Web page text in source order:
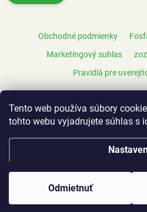
Tento web používa súbory
tohto webu vyjadrujete súhlas s
Odmietnuť
Obchodné podmienky
Marketingový suhlas
Pravidlá pre
Vytvoril
Copyright 2026 .